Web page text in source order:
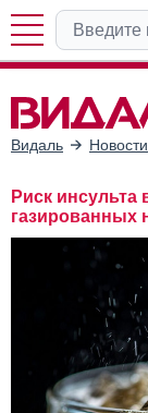
Видаль
Новости
Риск инсульта
газированных